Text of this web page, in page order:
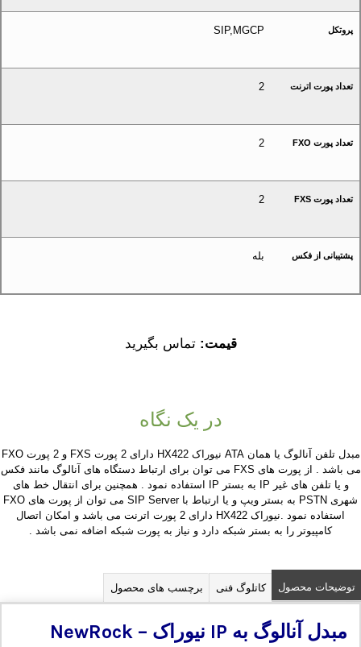
پروتکل SIP,MGCP
تعداد پورت اترنت 2
تعداد پورت FXO 2
تعداد پورت FXS 2
پشتیبانی از فکس بله
قیمت:تماس بگیرید
در یک نگاه
مبدل تلفن آنالوگ یا همان ATA نیوراک HX422 دارای 2 پورت FXS و 2 پورت FXO
می باشد . از پورت های FXS می توان برای ارتباط دستگاه های آنالوگ مانند فکس
و یا تلفن های غیر IP به بستر IP استفاده نمود . همچنین برای انتقال خط های
شهری PSTN به بستر ویپ و یا ارتباط با SIP Server می توان از پورت های FXO
استفاده نمود .نیوراک HX422 دارای 2 پورت اترنت می باشد و امکان اتصال
کامپیوتر را به بستر شبکه دارد و نیاز به پورت شبکه اضافه نمی باشد .
توضیحات محصول کاتلوگ فنی برچسب های محصول
مبدل آنالوگ به IP نیوراک –
NewRock